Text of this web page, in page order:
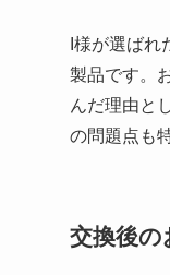
I様が選ば
製品です。
んだ理由と
の問題点も
交換後の